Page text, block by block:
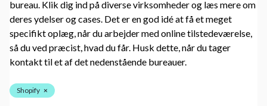
bureau. Klik dig ind på diverse virksomheder og læs mere om
deres ydelser og cases. Det er en god idé at få et meget
specifikt oplæg, når du arbejder med online tilstedeværelse,
så du ved præcist, hvad du får. Husk dette, når du tager
kontakt til et af det nedenstående bureauer.
Shopify ×